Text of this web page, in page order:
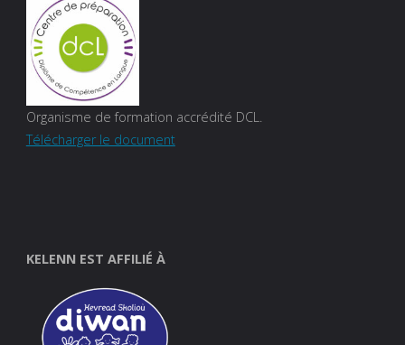
Organisme de formation accrédité DCL.
Télécharger le document
KELENN EST AFFILIÉ À